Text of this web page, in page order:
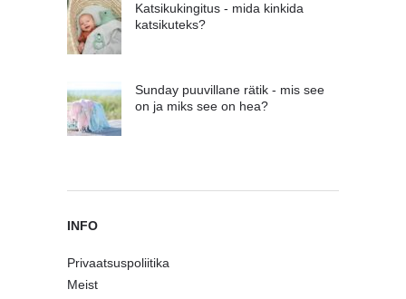
Katsikukingitus - mida kinkida
katsikuteks?
Sunday puuvillane rätik - mis see
on ja miks see on hea?
INFO
Privaatsuspoliitika
Meist